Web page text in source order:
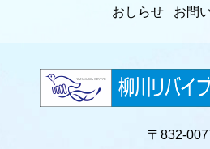
おしらせ
お問
〒832-